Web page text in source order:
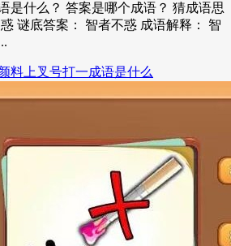
是什么？ 答案是哪个成语？ 猜成语思
谜底答案： 智者不惑 成语解释： 智
料上叉号打一成语是什么